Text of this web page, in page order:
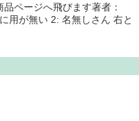
ページへ飛びます著者：
用が無い 2: 名無しさん 右と